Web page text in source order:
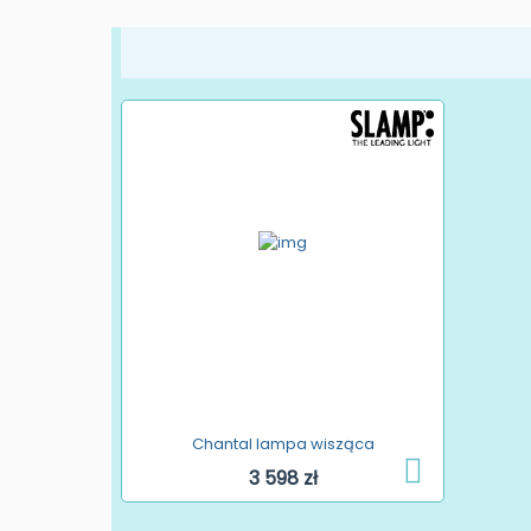
Chantal lampa wisząca
3 598 zł